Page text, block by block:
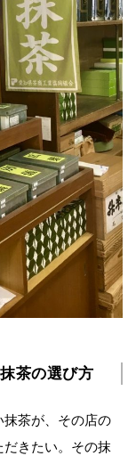
茶の選び方
茶が、その店の
きたい。その抹